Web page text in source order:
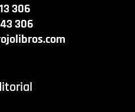
306
306